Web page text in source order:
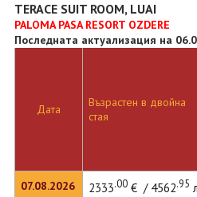
TERACE SUIT ROOM, LUAI
PALOMA PASA RESORT OZDERE
Последната актуализация на
Дата
07.08.2026
Възрастен в двойна
стая
2333.00€ / 4562.95